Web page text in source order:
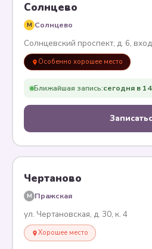
Солнцево
M Солнцево
Солнцевский проспект, д. 6,
Особенно хорошее место
Ближайшая запись:сегодня в
Чертаново
M Пражская
ул. Чертановская, д. 30, к. 4
Хорошее место